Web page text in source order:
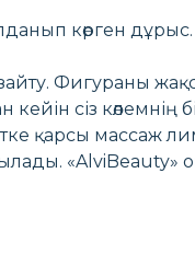
көрген
Фигураны
сіз көлемнің
қарсы массаж
«AlviBeauty»